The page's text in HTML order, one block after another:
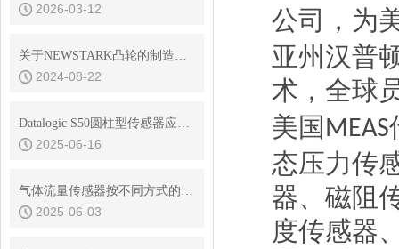
2026-03-12
关于NEWSTARK凸轮的制造工艺分析
2024-08-22
Datalogic S50圆柱型传感器应用在哪几个行业？
2025-06-16
气体流量传感器按不同方式的种类说明
2025-06-03
公司，为
亚州汉普
术，全球
美国 MEAS
态压力传
器、磁阻
度传感器